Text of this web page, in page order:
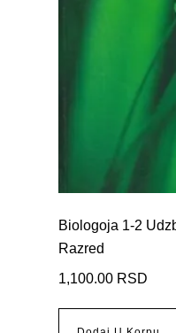
Biologoja 1-2
Razred
1,100.00 RSD